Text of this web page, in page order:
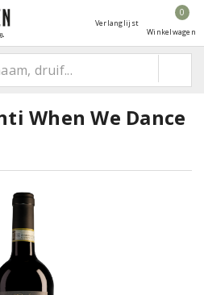
Verlanglijst
0
Winkelwagen
When We Dance